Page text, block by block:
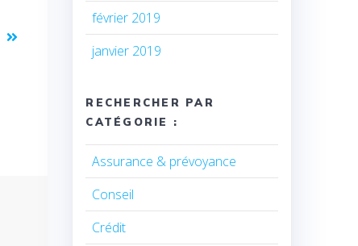
février 2019
janvier 2019
RECHERCHER PAR
CATÉGORIE :
Assurance & prévoyance
Conseil
Crédit